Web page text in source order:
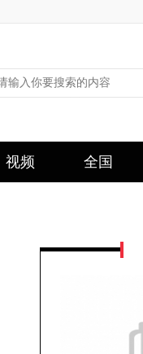
视频 全国